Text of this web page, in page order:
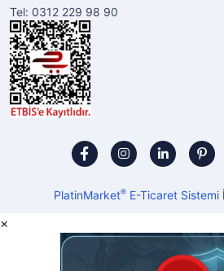
Tel: 0312 229 98 90
PlatinMarket®E-Ticaret Sistemi
×